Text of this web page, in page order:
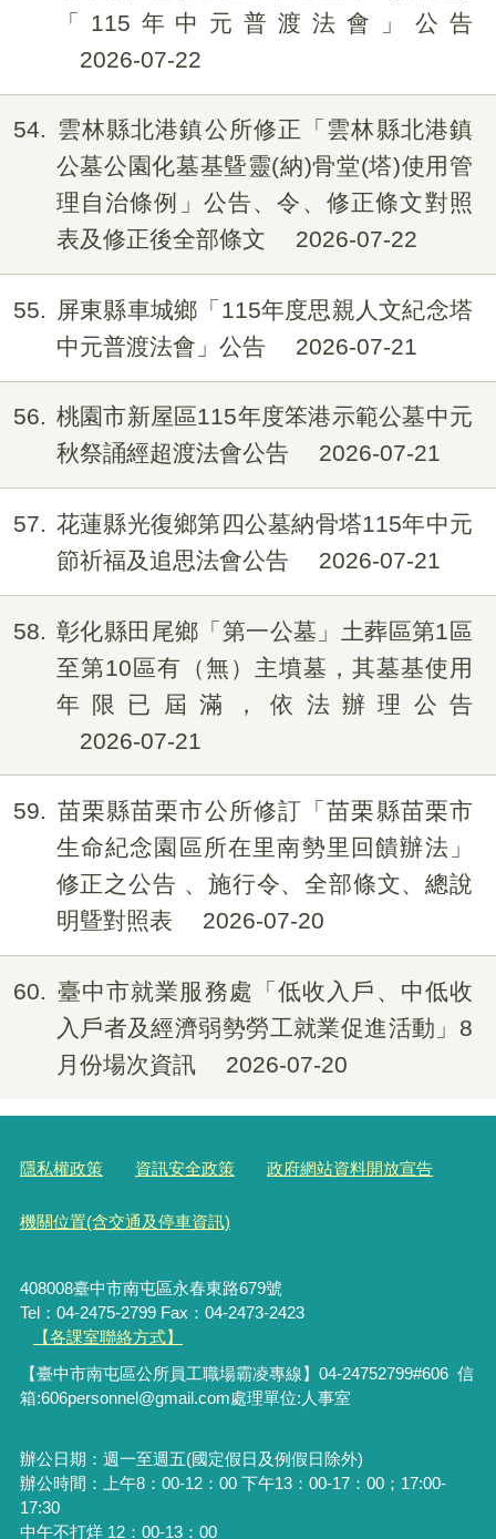
「115年中元普渡法會」公告
2026-07-22
54
雲林縣北港鎮公所修正「雲林縣北港鎮
公墓公園化墓基曁靈(納)骨堂(塔)使用管
理自治條例」公告、令、修正條文對照
表及修正後全部條文
2026-07-22
55
屏東縣車城鄉「115年度思親人文紀念塔
中元普渡法會」公告
2026-07-21
56
桃園市新屋區115年度笨港示範公墓中元
秋祭誦經超渡法會公告
2026-07-21
57
花蓮縣光復鄉第四公墓納骨塔115年中元
節祈福及追思法會公告
2026-07-21
58
彰化縣田尾鄉「第一公墓」土葬區第1區
至第10區有（無）主墳墓，其墓基使用
年限已屆滿，依法辦理公告
2026-07-21
59
苗栗縣苗栗市公所修訂「苗栗縣苗栗市
生命紀念園區所在里南勢里回饋辦法」
修正之公告 、施行令、全部條文、總說
明曁對照表
2026-07-20
60
臺中市就業服務處「低收入戶、中低收
入戶者及經濟弱勢勞工就業促進活動」8
月份場次資訊
2026-07-20
隱私權政策 資訊安全政策 政府網站資料開放宣告
機關位置(含交通及停車資訊)
408008臺中市南屯區永春東路679號
Tel：04-2475-2799 Fax：04-2473-2423
【各課室聯絡方式】
【臺中市南屯區公所員工職場霸凌專線】04-24752799#606 信
箱:606personnel@gmail.com處理單位:人事室
辦公日期：週一至週五(國定假日及例假日除外)
辦公時間：上午8：00-12：00 下午13：00-17：00；17:00-
17:30
中午不打烊 12：00-13：00